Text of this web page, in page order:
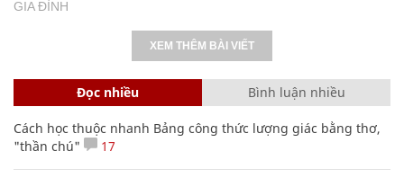
GIA ĐÌNH
XEM THÊM BÀI VIẾT
Đọc nhiều Bình luận nhiều
Cách học thuộc nhanh Bảng công thức lượng giác bằng thơ,
"thần chú"
17